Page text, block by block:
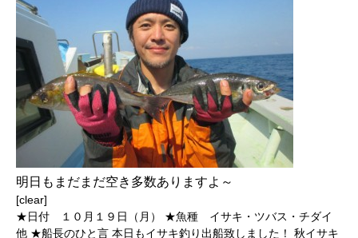
明日もまだまだ空き多数ありますよ～
[clear]
★日付 １０月１９日（月） ★魚種 イサキ・ツバス・チダイ
他 ★船長のひと言 本日もイサキ釣り出船致しました！ 秋イサキ